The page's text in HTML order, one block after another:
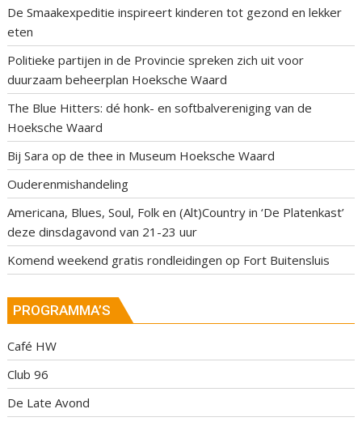
De Smaakexpeditie inspireert kinderen tot gezond en lekker
eten
Politieke partijen in de Provincie spreken zich uit voor
duurzaam beheerplan Hoeksche Waard
The Blue Hitters: dé honk- en softbalvereniging van de
Hoeksche Waard
Bij Sara op de thee in Museum Hoeksche Waard
Ouderenmishandeling
Americana, Blues, Soul, Folk en (Alt)Country in ‘De Platenkast’
deze dinsdagavond van 21-23 uur
Komend weekend gratis rondleidingen op Fort Buitensluis
PROGRAMMA’S
Café HW
Club 96
De Late Avond